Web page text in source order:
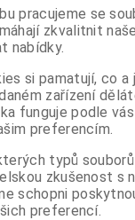
Jack
M 5m
3.5mm-
Termín
49 Kč
40 Kč
pracujeme se
zkvalitnit
nabídky.
si pamatují, co a
zařízení
funguje podle
preferencím.
typů
zkušenost s
schopni
preferencí.